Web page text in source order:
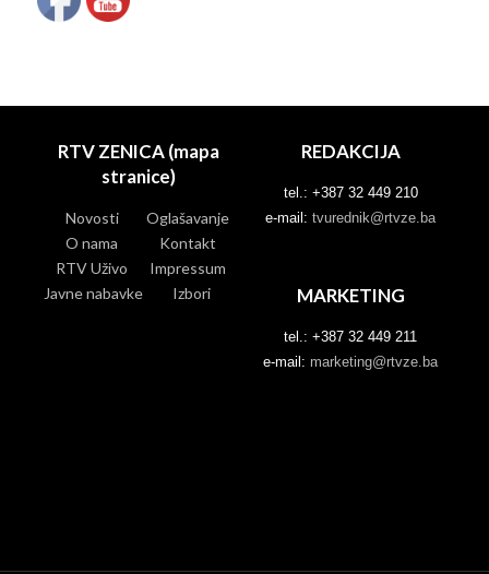
RTV ZENICA (mapa
stranice)
Novosti
Oglašavanje
O nama
Kontakt
RTV Uživo
Impressum
Javne nabavke
Izbori
REDAKCIJA
tel.: +387 32 449 210
e-mail: tvurednik@rtvze.ba
MARKETING
tel.: +387 32 449 211
e-mail: marketing@rtvze.ba